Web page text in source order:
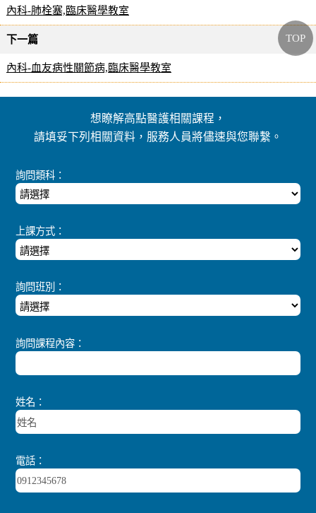
內科-肺栓塞,臨床醫學教室
下一篇
內科-血友病性關節病,臨床醫學教室
想瞭解高點醫護相關課程，
請填妥下列相關資料，服務人員將儘速與您聯繫。
詢問類科：
上課方式：
詢問班別：
詢問課程內容：
姓名：
電話：
TOP